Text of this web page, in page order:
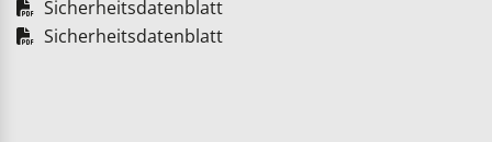
Sicherheitsdatenblatt
Sicherheitsdatenblatt